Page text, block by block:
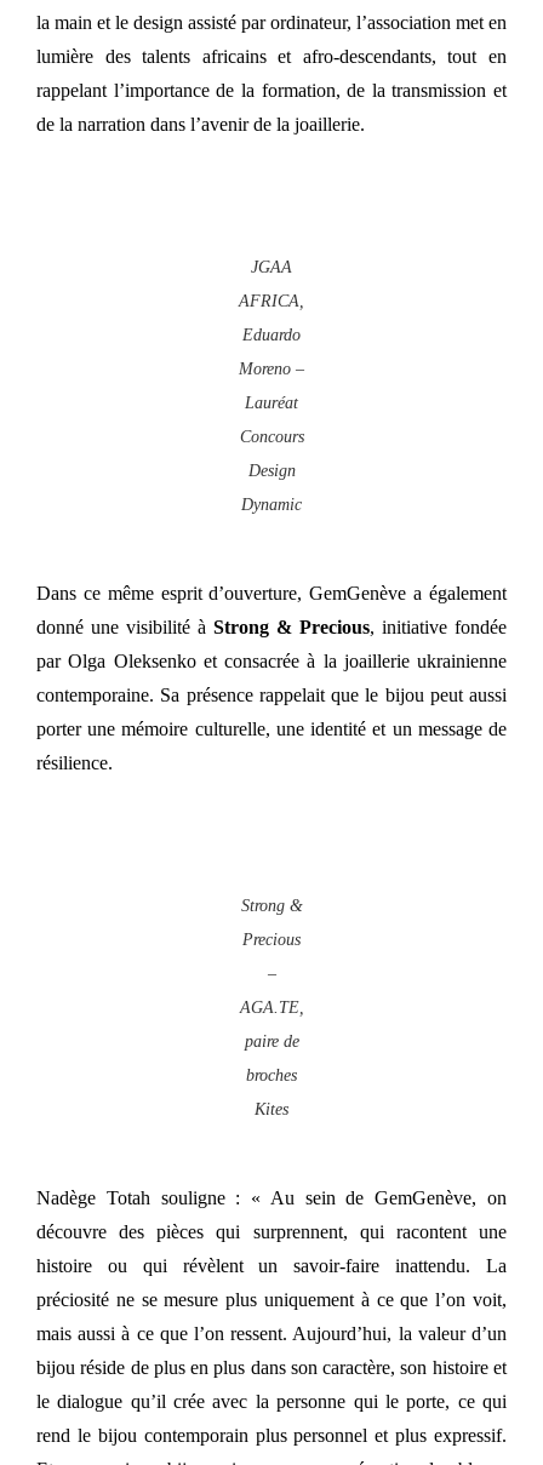
la main et le design assisté par ordinateur, l’association met en
lumière des talents africains et afro-descendants, tout en
rappelant l’importance de la formation, de la transmission et
de la narration dans l’avenir de la joaillerie.
JGAA
AFRICA,
Eduardo
Moreno –
Lauréat
Concours
Design
Dynamic
Dans ce même esprit d’ouverture, GemGenève a également
donné une visibilité à Strong & Precious, initiative fondée
par Olga Oleksenko et consacrée à la joaillerie ukrainienne
contemporaine. Sa présence rappelait que le bijou peut aussi
porter une mémoire culturelle, une identité et un message de
résilience.
Strong &
Precious
–
AGA.TE,
paire de
broches
Kites
Nadège Totah souligne : « Au sein de GemGenève, on
découvre des pièces qui surprennent, qui racontent une
histoire ou qui révèlent un savoir-faire inattendu. La
préciosité ne se mesure plus uniquement à ce que l’on voit,
mais aussi à ce que l’on ressent. Aujourd’hui, la valeur d’un
bijou réside de plus en plus dans son caractère, son histoire et
le dialogue qu’il crée avec la personne qui le porte, ce qui
rend le bijou contemporain plus personnel et plus expressif.